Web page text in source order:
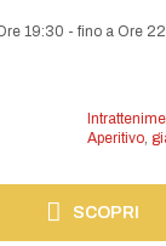
19:30 -fino a Ore
Aperitivo,
SCOPRI